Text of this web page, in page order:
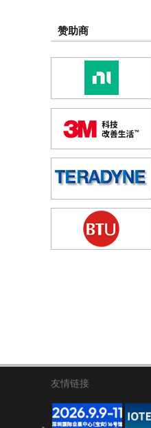
赞助商
友情链接